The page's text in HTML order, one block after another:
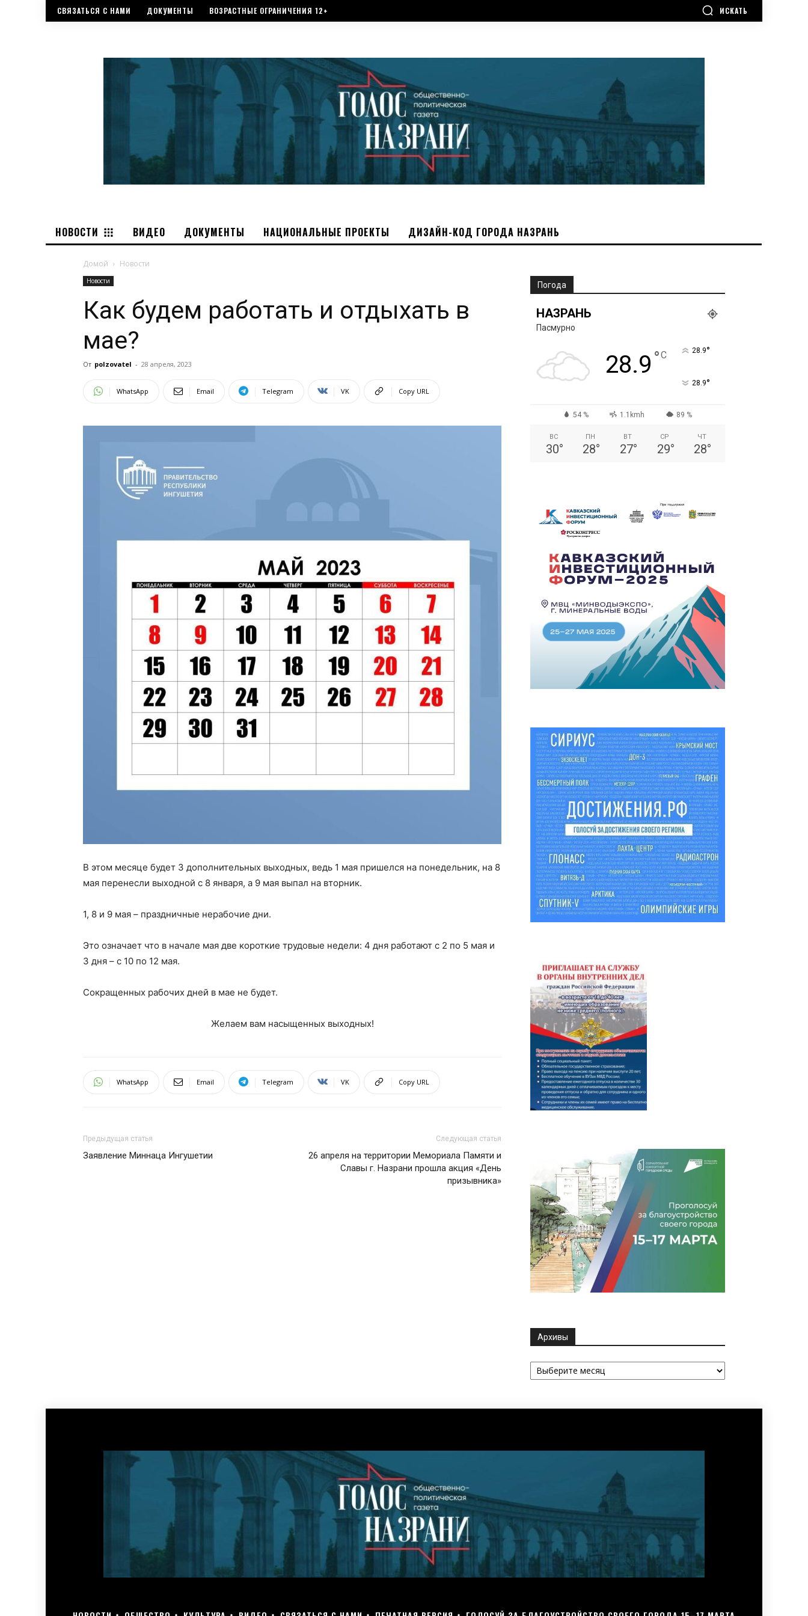
СВЯЗАТЬСЯ С НАМИ ДОКУМЕНТЫ ВОЗРАСТНЫЕ ОГРАНИЧЕНИЯ 12+ ИСКАТЬ
НОВОСТИ ВИДЕО ДОКУМЕНТЫ НАЦИОНАЛЬНЫЕ ПРОЕКТЫ ДИЗАЙН-КОД ГОРОДА НАЗРАНЬ
Домой Новости
Новости
Как будем работать и отдыхать в
мае?
От polzovatel - 28 апреля, 2023
WhatsApp Email Telegram VK Copy URL
В этом месяце будет 3 дополнительных выходных, ведь 1 мая пришелся на понедельник, на 8
мая перенесли выходной с 8 января, а 9 мая выпал на вторник.
1, 8 и 9 мая – праздничные нерабочие дни.
Это означает что в начале мая две короткие трудовые недели: 4 дня работают с 2 по 5 мая и
3 дня – с 10 по 12 мая.
Сокращенных рабочих дней в мае не будет.
Желаем вам насыщенных выходных!
WhatsApp Email Telegram VK Copy URL
Предыдущая статья
Заявление Миннаца Ингушетии
Следующая статья
26 апреля на территории Мемориала Памяти и
Славы г. Назрани прошла акция «День
призывника»
Погода
НАЗРАНЬ
Пасмурно
28.9 °C 28.9°
28.9°
54 % 1.1kmh 89 %
ВС
30°
ПН
28°
ВТ
27°
СР
29°
ЧТ
28°
Архивы
Архивы